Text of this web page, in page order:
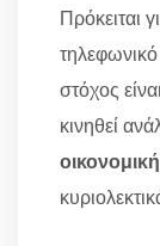
Πρόκειται
στόχος
κινηθεί